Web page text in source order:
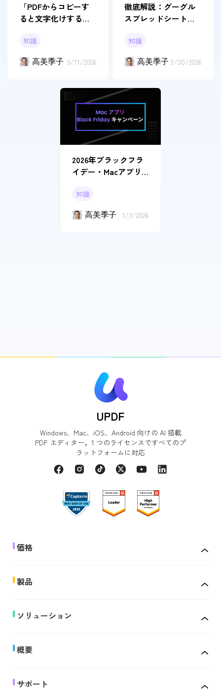
「PDFからコピーす
ると文字化けする」
知識
高美季子 3/11/2026
徹底解説：グーグル
スプレッドシートに
知識
高美季子 3/30/2026
2026年ブラックフラ
イデー・Macアプリ
知識
高美季子 1/3/2026
UPDF
Windows、Mac、iOS、Android 向けの AI 搭載
PDF エディター。1 つのライセンスですべてのプ
ラットフォームに対応
価格
製品
ソリューション
概要
サポート